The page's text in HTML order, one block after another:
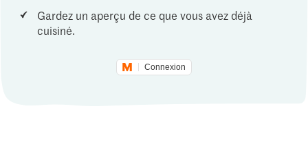
Gardez un aperçu de ce que vous avez déjà
cuisiné.
Connexion